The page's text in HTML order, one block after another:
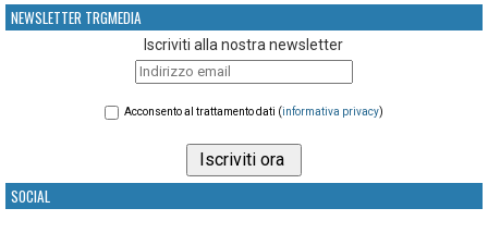
NEWSLETTER TRGMEDIA
Iscriviti alla nostra newsletter
Acconsento al trattamento dati (informativa privacy)
SOCIAL